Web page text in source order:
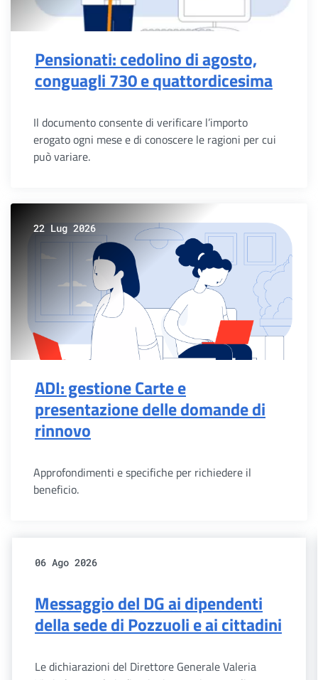
Pensionati: cedolino di agosto,
conguagli 730 e quattordicesima
Il documento consente di verificare l’importo
erogato ogni mese e di conoscere le ragioni per cui
può variare.
22 Lug 2026
ADI: gestione Carte e
presentazione delle domande di
rinnovo
Approfondimenti e specifiche per richiedere il
beneficio.
06 Ago 2026
Messaggio del DG ai dipendenti
della sede di Pozzuoli e ai cittadini
Le dichiarazioni del Direttore Generale Valeria